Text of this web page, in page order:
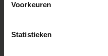
Voorkeuren
Statistieken
Lokaal
bron, zonder